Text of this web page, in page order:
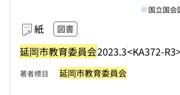
紙 図書
延岡市教育委員会2023.3<KA372-
国立国会
著者標目 延岡市教育委員会